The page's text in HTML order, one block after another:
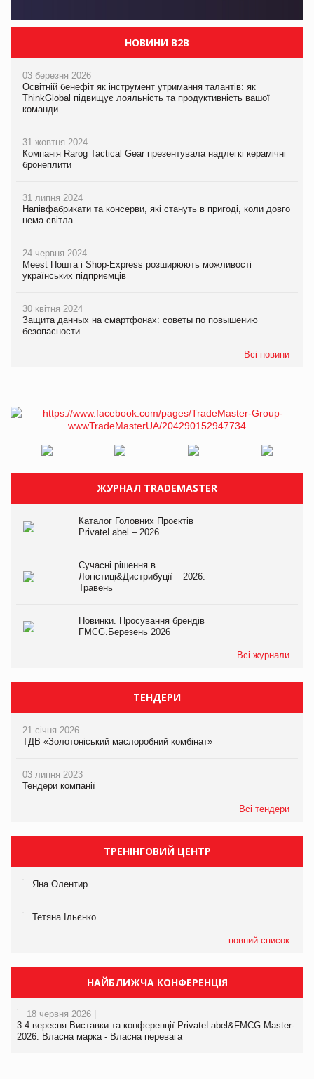
НОВИНИ B2B
03 березня 2026
Освітній бенефіт як інструмент утримання талантів: як
ThinkGlobal підвищує лояльність та продуктивність вашої
команди
31 жовтня 2024
Компанія Rarog Tactical Gear презентувала надлегкі керамічні
бронеплити
31 липня 2024
Напівфабрикати та консерви, які стануть в пригоді, коли довго
нема світла
24 червня 2024
Meest Пошта і Shop-Express розширюють можливості
українських підприємців
30 квітня 2024
Защита данных на смартфонах: советы по повышению
безопасности
Всі новини
ЖУРНАЛ TRADEMASTER
Каталог Головних Проєктів
PrivateLabel – 2026
Сучасні рішення в
Логістиці&Дистрибуції – 2026.
Травень
Новинки. Просування брендів
FMCG.Березень 2026
Всі журнали
ТЕНДЕРИ
21 січня 2026
ТДВ «Золотоніський маслоробний комбінат»
03 липня 2023
Тендери компанії
Всі тендери
ТРЕНІНГОВИЙ ЦЕНТР
Яна Олентир
Тетяна Ільєнко
повний список
НАЙБЛИЖЧА КОНФЕРЕНЦІЯ
18 червня 2026 |
3-4 вересня Виставки та конференції PrivateLabel&FMCG Master-
2026: Власна марка - Власна перевага